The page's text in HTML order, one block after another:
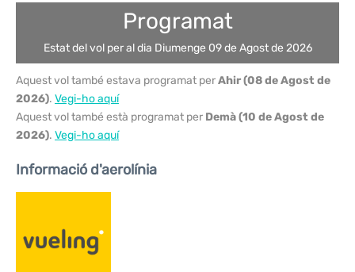
Programat
Estat del vol per al dia Diumenge 09 de Agost de 2026
Aquest vol també estava programat perAhir (08 de Agost de
2026). Vegi-ho aquí
Aquest vol també està programat per Demà (10 de Agost de
2026). Vegi-ho aquí
Informació d'aerolínia